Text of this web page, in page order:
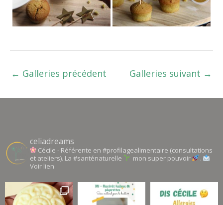
← Galleries précédent Galleries suivant →
celiadreams
Cécile - Référente en #profilagealimentaire (consultations
et ateliers). La #santénaturelle
mon super pouvoir
.
Voir lien